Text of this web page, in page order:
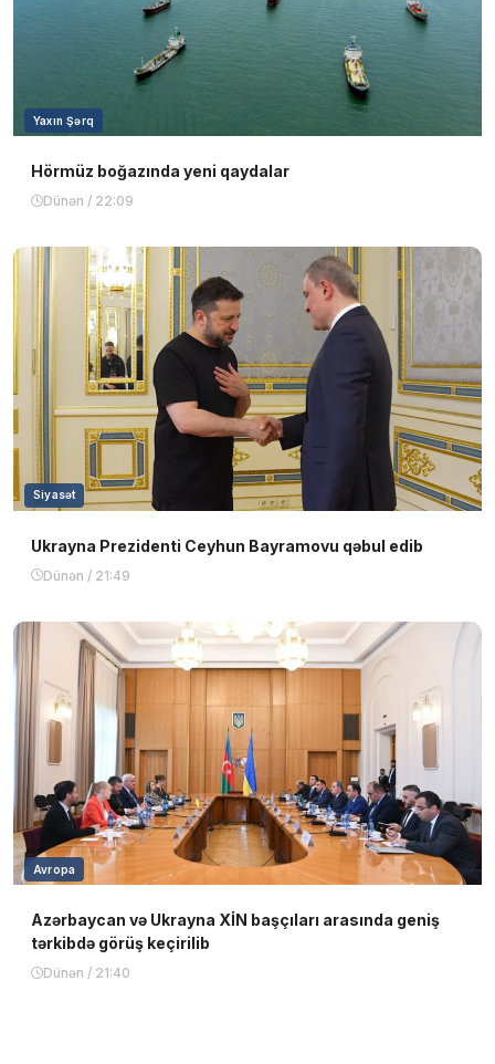
Yaxın Şərq
Hörmüz boğazında yeni qaydalar
Dünən / 22:09
Siyasət
Ukrayna Prezidenti Ceyhun Bayramovu qəbul edib
Dünən / 21:49
Avropa
Azərbaycan və Ukrayna XİN başçıları arasında geniş
tərkibdə görüş keçirilib
Dünən / 21:40